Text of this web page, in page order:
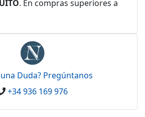
. En compras superiores a
Duda? Pregúntanos
+34 936 169 976